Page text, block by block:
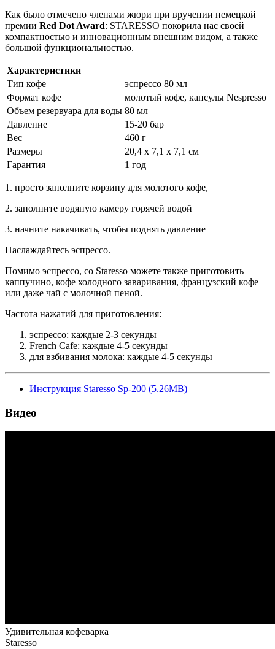
Как было отмечено членами жюри при вручении немецкой
премии Red Dot Award: STARESSO покорила нас своей
компактностью и инновационным внешним видом, а также
большой функциональностью.
Характеристики
Тип кофе
эспрессо 80 мл
Формат кофе
молотый кофе, капсулы Nespresso
Объем резервуара для воды 80 мл
Давление
15-20 бар
Вес
460 г
Размеры
20,4 x 7,1 x 7,1 см
Гарантия
1 год
1. просто заполните корзину для молотого кофе,
2. заполните водяную камеру горячей водой
3. начните накачивать, чтобы поднять давление
Наслаждайтесь эспрессо.
Помимо эспрессо, со Staresso можете также приготовить
каппучино, кофе холодного заваривания, французский кофе
или даже чай с молочной пеной.
Частота нажатий для приготовления:
эспрессо: каждые 2-3 секунды
French Cafe: каждые 4-5 секунды
для взбивания молока: каждые 4-5 секунды
Инструкция Staresso Sp-200 (5.26MB)
Видео
Удивительная кофеварка
Staresso